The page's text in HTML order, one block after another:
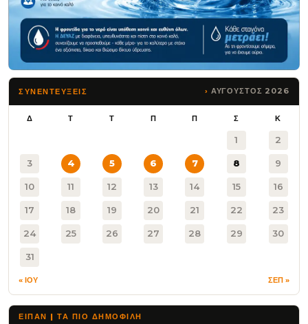
ΣΥΝΕΝΤΕΥΞΕΙΣ ΑΥΓΟΥΣΤΟΣ 2026
Δ Τ Τ Π Π Σ Κ
1 2
3 4 5 6 7 8 9
10 11 12 13 14 15 16
17 18 19 20 21 22 23
24 25 26 27 28 29 30
31
« ΙΟΥ ΣΕΠ »
ΕΙΠΑΝ | ΤΑ ΠΙΟ ΔΗΜΟΦΙΛΉ